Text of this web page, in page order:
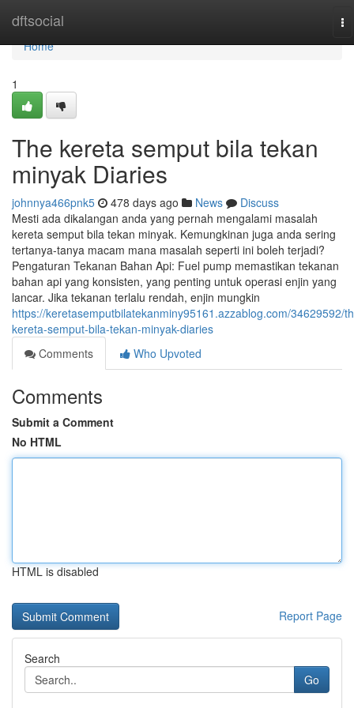
dftsocial
Home
Home
1
The kereta semput bila tekan
minyak Diaries
johnnya466pnk5 478 days ago News
Discuss
Mesti ada dikalangan anda yang pernah mengalami masalah
kereta semput bila tekan minyak. Kemungkinan juga anda sering
tertanya-tanya macam mana masalah seperti ini boleh terjadi?
Pengaturan Tekanan Bahan Api: Fuel pump memastikan tekanan
bahan api yang konsisten, yang penting untuk operasi enjin yang
lancar. Jika tekanan terlalu rendah, enjin mungkin
https://keretasemputbilatekanminy95161.azzablog.com/34629592/
kereta-semput-bila-tekan-minyak-diaries
Comments
Who Upvoted
Comments
Submit a Comment
No HTML
HTML is disabled
Report Page
Search
Go